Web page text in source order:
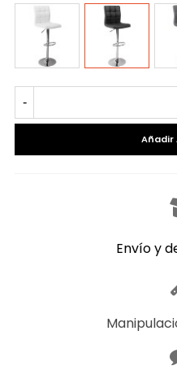
BLANCO
NEGRO
-
Añadir
Envío y